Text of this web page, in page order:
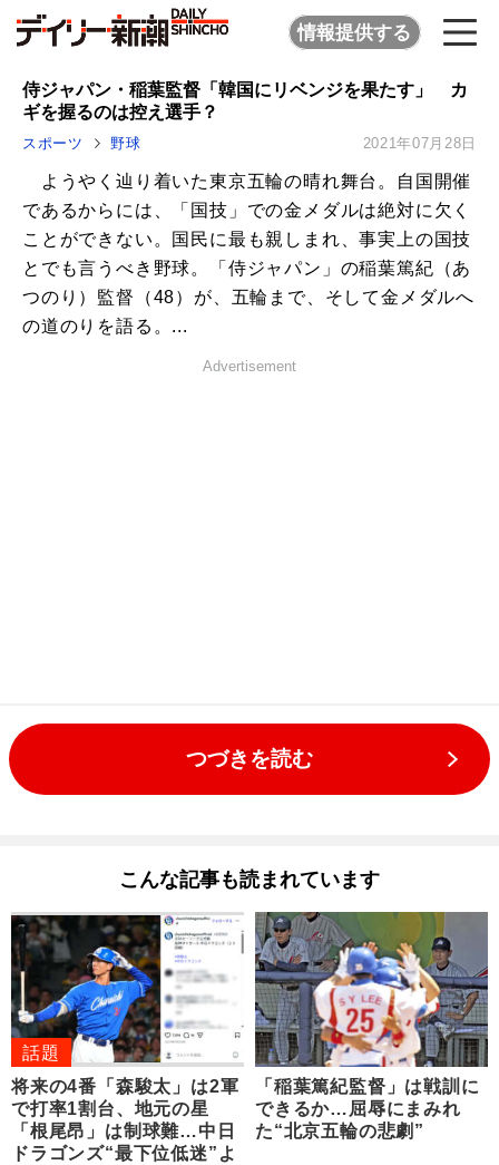
情報提供する
侍ジャパン・稲葉監督「韓国にリベンジを果たす」 カ
ギを握るのは控え選手？
スポーツ 野球 2021年07月28日
ようやく辿り着いた東京五輪の晴れ舞台。自国開催
であるからには、「国技」での金メダルは絶対に欠く
ことができない。国民に最も親しまれ、事実上の国技
とでも言うべき野球。「侍ジャパン」の稲葉篤紀（あ
つのり）監督（48）が、五輪まで、そして金メダルへ
の道のりを語る。...
Advertisement
つづきを読む
こんな記事も読まれています
話題
将来の4番「森駿太」は2軍
で打率1割台、地元の星
「根尾昂」は制球難…中日
ドラゴンズ“最下位低迷”よ
「稲葉篤紀監督」は戦訓に
できるか…屈辱にまみれ
た“北京五輪の悲劇”